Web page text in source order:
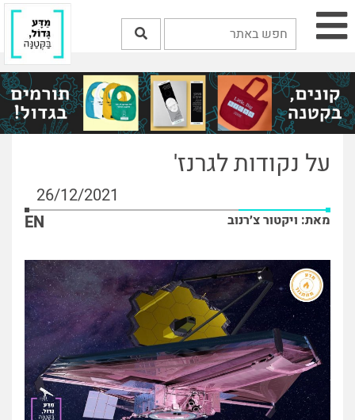
על נקודות לגרנז'
26/12/2021
מאת: ויקטור צ׳רנוב EN